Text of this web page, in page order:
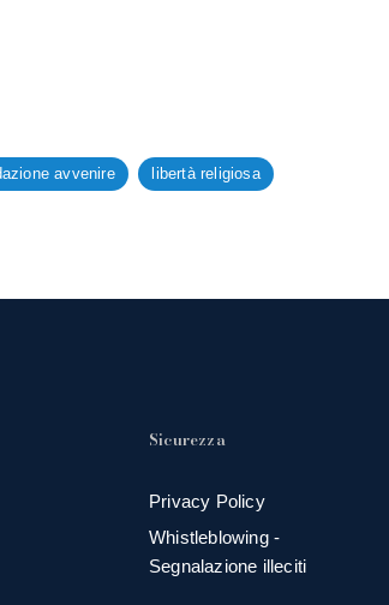
avvenire libertà religiosa
Sicurezza
Privacy Policy
Whistleblowing -
Segnalazione illeciti